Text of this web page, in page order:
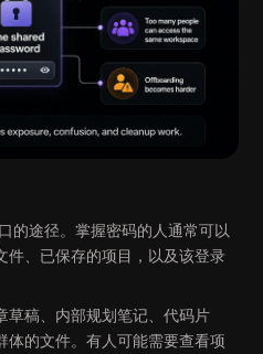
的途径。掌握密码的人通常可以
件、已保存的项目，以及该登录
草稿、内部规划笔记、代码片
体的文件。有人可能需要查看项